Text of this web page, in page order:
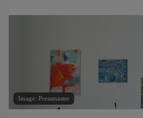
Image: Pressmaster